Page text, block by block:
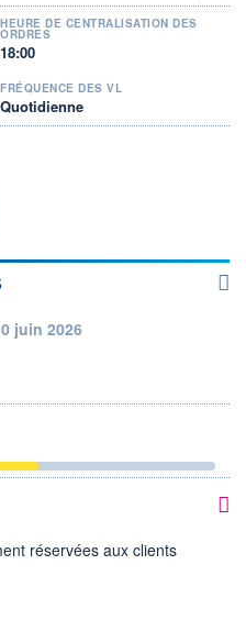
HEURE DE CENTRALISATION DES
ORDRES
18:00
FRÉQUENCE DES VL
Quotidienne
juin 2026
réservées aux clients